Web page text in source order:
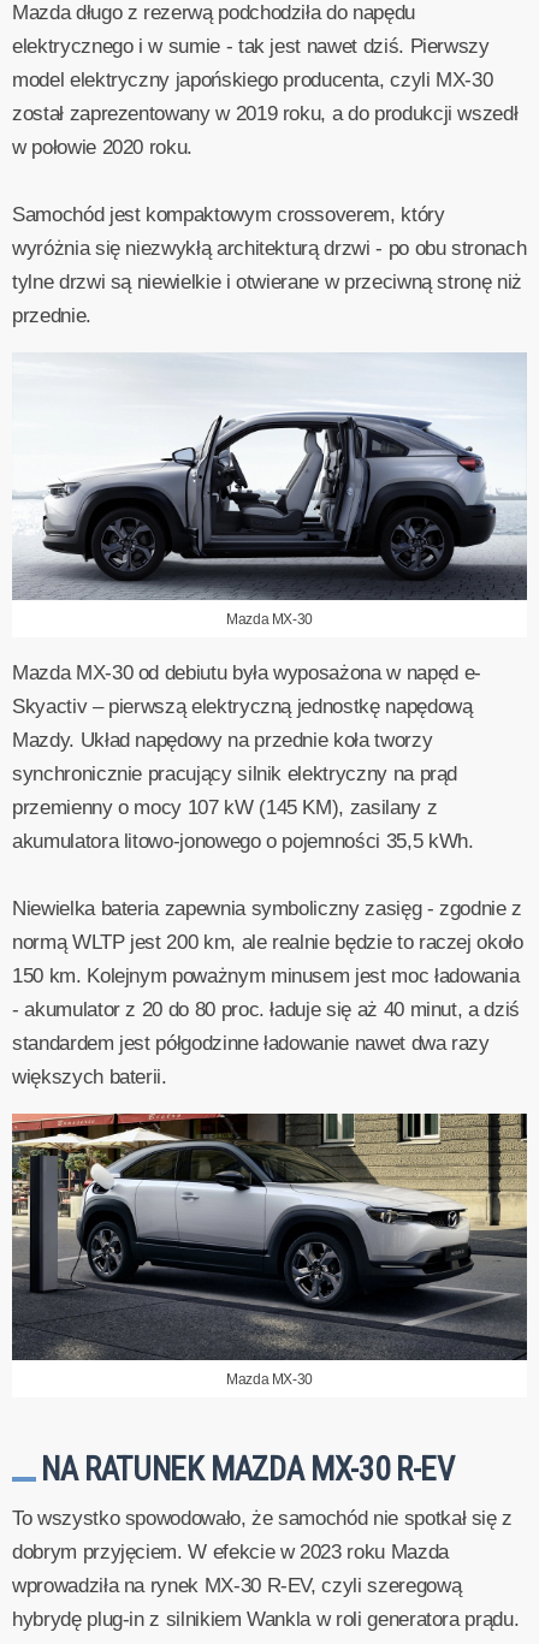
Mazda długo z rezerwą podchodziła do napędu
elektrycznego i w sumie - tak jest nawet dziś. Pierwszy
model elektryczny japońskiego producenta, czyli MX-30
został zaprezentowany w 2019 roku, a do produkcji wszedł
w połowie 2020 roku.
Samochód jest kompaktowym crossoverem, który
wyróżnia się niezwykłą architekturą drzwi - po obu stronach
tylne drzwi są niewielkie i otwierane w przeciwną stronę niż
przednie.
Mazda MX-30
Mazda MX-30 od debiutu była wyposażona w napęd e-
Skyactiv – pierwszą elektryczną jednostkę napędową
Mazdy. Układ napędowy na przednie koła tworzy
synchronicznie pracujący silnik elektryczny na prąd
przemienny o mocy 107 kW (145 KM), zasilany z
akumulatora litowo-jonowego o pojemności 35,5 kWh.
Niewielka bateria zapewnia symboliczny zasięg - zgodnie z
normą WLTP jest 200 km, ale realnie będzie to raczej około
150 km. Kolejnym poważnym minusem jest moc ładowania
- akumulator z 20 do 80 proc. ładuje się aż 40 minut, a dziś
standardem jest półgodzinne ładowanie nawet dwa razy
większych baterii.
Mazda MX-30
NA RATUNEK MAZDA MX-30 R-EV
To wszystko spowodowało, że samochód nie spotkał się z
dobrym przyjęciem. W efekcie w 2023 roku Mazda
wprowadziła na rynek MX-30 R-EV, czyli szeregową
hybrydę plug-in z silnikiem Wankla w roli generatora prądu.